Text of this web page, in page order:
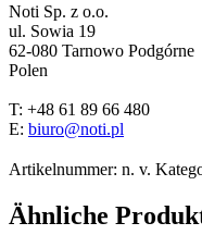
Noti Sp. z o.o.
ul. Sowia 19
62-080 Tarnowo Podgórne
Polen
T: +48 61 89 66 480
E: biuro@noti.pl
Artikelnummer: n. v.
Ähnliche